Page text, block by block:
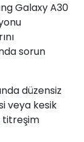
Galaxy A30
sorun
düzensiz
veya kesik
titreşim